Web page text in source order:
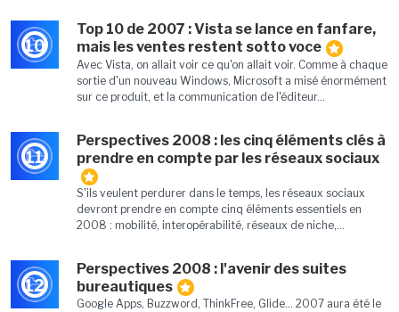
10
Top 10 de 2007 : Vista se lance en fanfare,
mais les ventes restent sotto voce
Avec Vista, on allait voir ce qu'on allait voir. Comme à chaque
sortie d'un nouveau Windows, Microsoft a misé énormément
sur ce produit, et la communication de l'éditeur...
11
Perspectives 2008 : les cinq éléments clés à
prendre en compte par les réseaux sociaux
S'ils veulent perdurer dans le temps, les réseaux sociaux
devront prendre en compte cinq éléments essentiels en
2008 : mobilité, interopérabilité, réseaux de niche,...
12
Perspectives 2008 : l'avenir des suites
bureautiques
Google Apps, Buzzword, ThinkFree, Glide... 2007 aura été le